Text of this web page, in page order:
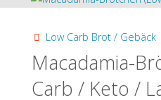
Keto"
Low Carb Brot / Gebäck
Macadamia-
Carb / Keto /